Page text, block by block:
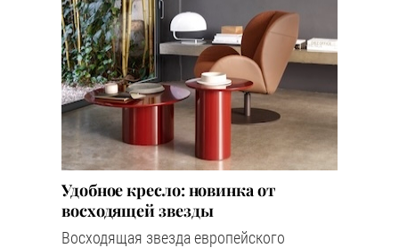
Удобное кресло: новинка от
восходящей звезды
Восходящая звезда европейского